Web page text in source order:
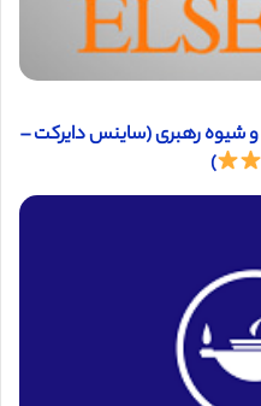
و شیوه رهبری (ساینس دایرکت –
)